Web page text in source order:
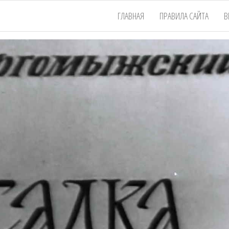
ГЛАВНАЯ ПРАВИЛА САЙТА